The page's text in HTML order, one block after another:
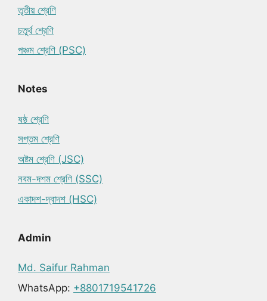
তৃতীয় শ্রেণি
চতুর্থ শ্রেণি
পঞ্চম শ্রেণি (PSC)
Notes
ষষ্ঠ শ্রেণি
সপ্তম শ্রেণি
অষ্টম শ্রেণি (JSC)
নবম-দশম শ্রেণি (SSC)
একাদশ-দ্বাদশ (HSC)
Admin
Md. Saifur Rahman
WhatsApp: +8801719541726